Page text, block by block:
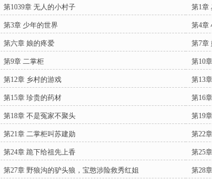
第1039章 无人的小村子 第1章
第3章 少年的世界 第4章
第六章 娘的疼爱 第7章
第9章 二掌柜 第10
第12章 乡村的游戏 第13
第15章 珍贵的药材 第16
第18章 不是冤家不聚头 第19
第21章 二掌柜叫苏建勋 第22
第24章 跪下给祖先上香 第25
第27章 野狼沟的驴头狼，宝憨涉险救秀红姐 第28